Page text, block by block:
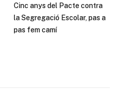
Cinc anys del Pacte contra
la Segregació Escolar, pas a
pas fem camí